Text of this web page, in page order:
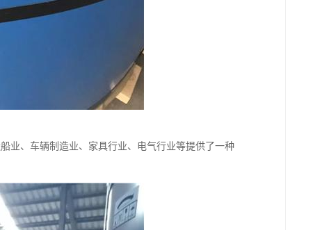
业、车辆制造业、家具行业、电气行业等提供了一种